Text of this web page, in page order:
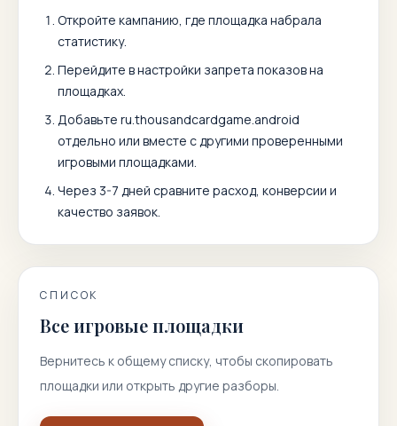
Откройте кампанию, где площадка набрала
статистику.
Перейдите в настройки запрета показов на
площадках.
Добавьте ru.thousandcardgame.android
отдельно или вместе с другими проверенными
игровыми площадками.
Через 3-7 дней сравните расход, конверсии и
качество заявок.
СПИСОК
Все игровые площадки
Вернитесь к общему списку, чтобы скопировать
площадки или открыть другие разборы.